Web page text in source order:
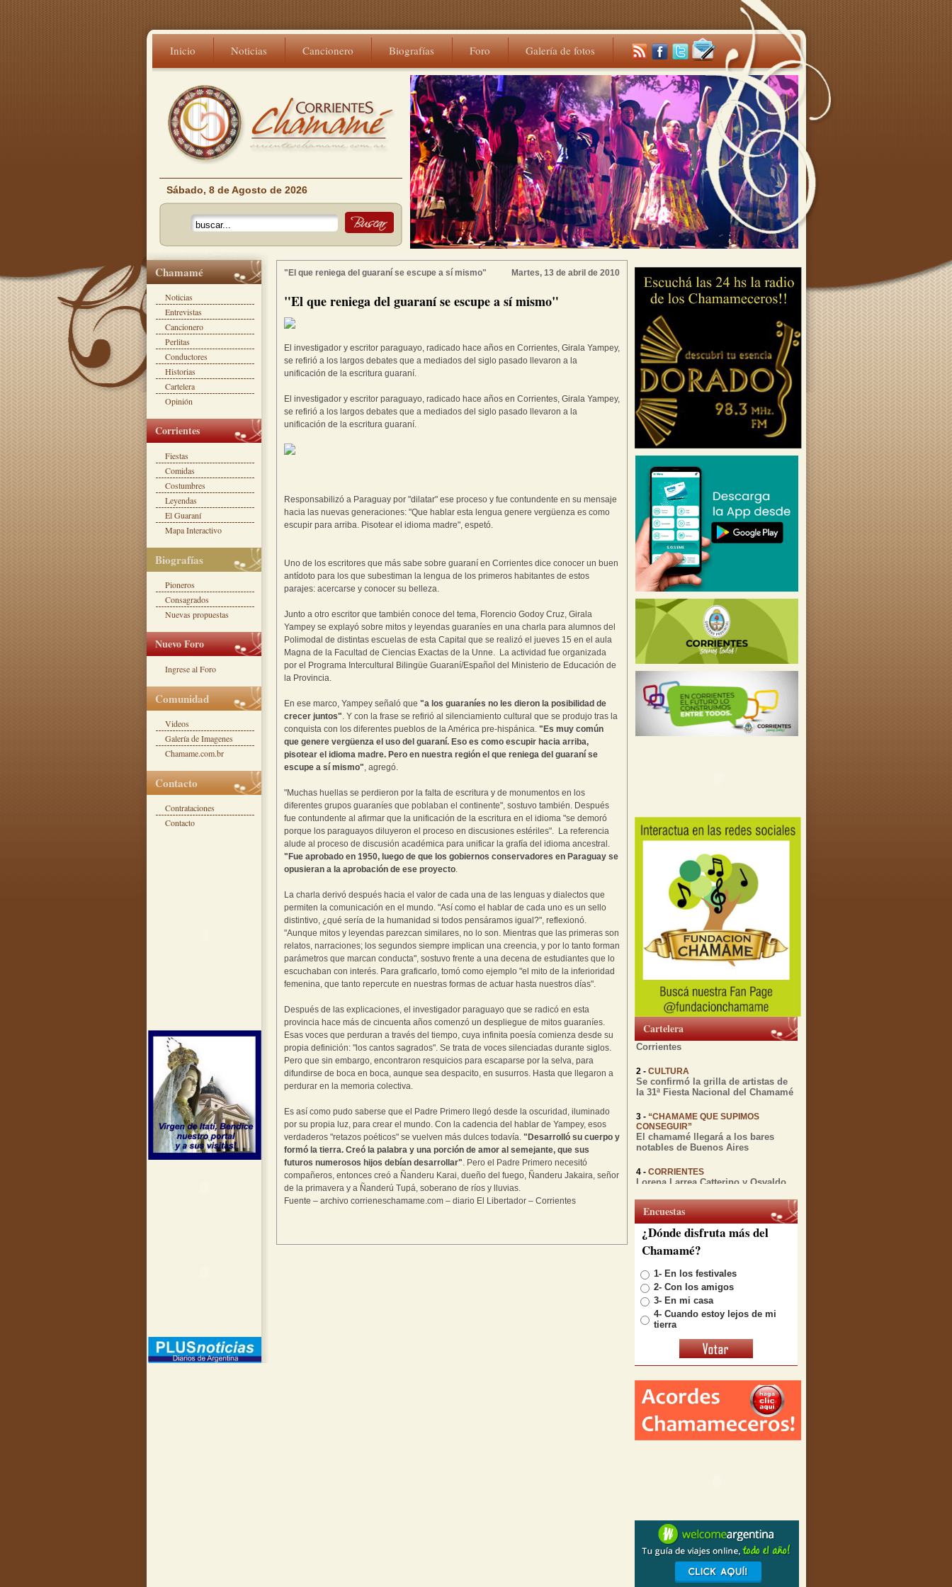
Inicio Noticias Cancionero Biografías Foro Galería de fotos
Sábado, 8 de Agosto de 2026
Cartelera
MIENTRAS TRANSCURRE EL
FESTIVAL DEL CHAMAMÉ
Diversas actividades culturales
relacionadas con el Chamamé se
realizarán esta semana en
Se confirmó la grilla de artistas de
la 31ª Fiesta Nacional del Chamamé
CONSEGUIR”
El chamamé llegará a los bares
notables de Buenos Aires
Lorena Larrea Catterino y Osvaldo
Gomez presentan "Chamamé en
A 12 años de su partida, la Peña de
la ciudad rinde honores a Julio
Godoy
Encuestas
¿Dónde disfruta más del
Chamamé?
1- En los festivales
2- Con los amigos
3- En mi casa
4- Cuando estoy lejos de mi
tierra
"El que reniega del guaraní se escupe a sí mismo" Martes, 13 de abril de 2010
"El que reniega del guaraní se escupe a sí mismo"
El investigador y escritor paraguayo, radicado hace años en Corrientes, Girala Yampey,
se refirió a los largos debates que a mediados del siglo pasado llevaron a la
unificación de la escritura guaraní.
El investigador y escritor paraguayo, radicado hace años en Corrientes, Girala Yampey,
se refirió a los largos debates que a mediados del siglo pasado llevaron a la
unificación de la escritura guaraní.
Responsabilizó a Paraguay por "dilatar" ese proceso y fue contundente en su mensaje
hacia las nuevas generaciones: "Que hablar esta lengua genere vergüenza es como
escupir para arriba. Pisotear el idioma madre", espetó.
Uno de los escritores que más sabe sobre guaraní en Corrientes dice conocer un buen
antídoto para los que subestiman la lengua de los primeros habitantes de estos
parajes: acercarse y conocer su belleza.
Junto a otro escritor que también conoce del tema, Florencio Godoy Cruz, Girala
Yampey se explayó sobre mitos y leyendas guaraníes en una charla para alumnos del
Polimodal de distintas escuelas de esta Capital que se realizó el jueves 15 en el aula
Magna de la Facultad de Ciencias Exactas de la Unne. La actividad fue organizada
por el Programa Intercultural Bilingüe Guaraní/Español del Ministerio de Educación de
la Provincia.
En ese marco, Yampey señaló que "a los guaraníes no les dieron la posibilidad de
crecer juntos". Y con la frase se refirió al silenciamiento cultural que se produjo tras la
conquista con los diferentes pueblos de la América pre-hispánica. "Es muy común
que genere vergüenza el uso del guaraní. Eso es como escupir hacia arriba,
pisotear el idioma madre. Pero en nuestra región el que reniega del guaraní se
escupe a sí mismo", agregó.
"Muchas huellas se perdieron por la falta de escritura y de monumentos en los
diferentes grupos guaraníes que poblaban el continente", sostuvo también. Después
fue contundente al afirmar que la unificación de la escritura en el idioma "se demoró
porque los paraguayos diluyeron el proceso en discusiones estériles". La referencia
alude al proceso de discusión académica para unificar la grafía del idioma ancestral.
"Fue aprobado en 1950, luego de que los gobiernos conservadores en Paraguay se
opusieran a la aprobación de ese proyecto.
La charla derivó después hacia el valor de cada una de las lenguas y dialectos que
permiten la comunicación en el mundo. "Así como el hablar de cada uno es un sello
distintivo, ¿qué sería de la humanidad si todos pensáramos igual?", reflexionó.
"Aunque mitos y leyendas parezcan similares, no lo son. Mientras que las primeras son
relatos, narraciones; los segundos siempre implican una creencia, y por lo tanto forman
parámetros que marcan conducta", sostuvo frente a una decena de estudiantes que lo
escuchaban con interés. Para graficarlo, tomó como ejemplo "el mito de la inferioridad
femenina, que tanto repercute en nuestras formas de actuar hasta nuestros días".
Después de las explicaciones, el investigador paraguayo que se radicó en esta
provincia hace más de cincuenta años comenzó un despliegue de mitos guaraníes.
Esas voces que perduran a través del tiempo, cuya infinita poesía comienza desde su
propia definición: "los cantos sagrados". Se trata de voces silenciadas durante siglos.
Pero que sin embargo, encontraron resquicios para escaparse por la selva, para
difundirse de boca en boca, aunque sea despacito, en susurros. Hasta que llegaron a
perdurar en la memoria colectiva.
Es así como pudo saberse que el Padre Primero llegó desde la oscuridad, iluminado
por su propia luz, para crear el mundo. Con la cadencia del hablar de Yampey, esos
verdaderos "retazos poéticos" se vuelven más dulces todavía. "Desarrolló su cuerpo y
formó la tierra. Creó la palabra y una porción de amor al semejante, que sus
futuros numerosos hijos debían desarrollar". Pero el Padre Primero necesitó
compañeros, entonces creó a Ñanderu Karai, dueño del fuego, Ñanderu Jakaira, señor
de la primavera y a Ñanderú Tupá, soberano de ríos y lluvias.
Fuente – archivo corrieneschamame.com – diario El Libertador – Corrientes
Chamamé
Noticias
Entrevistas
Cancionero
Perlitas
Conductores
Historias
Cartelera
Opinión
Corrientes
Fiestas
Comidas
Costumbres
Leyendas
El Guaraní
Mapa Interactivo
Biografías
Pioneros
Consagrados
Nuevas propuestas
Nuevo Foro
Ingrese al Foro
Comunidad
Videos
Galería de Imagenes
Chamame.com.br
Contacto
Contrataciones
Contacto